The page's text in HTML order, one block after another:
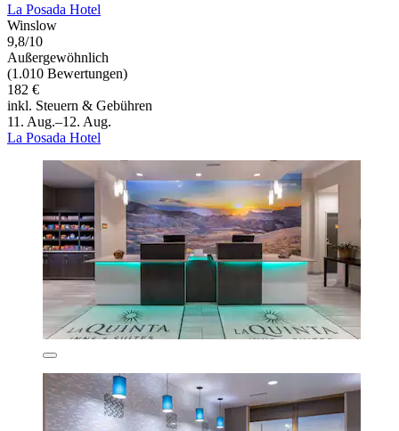
La Posada Hotel
Winslow
9,8/10
Außergewöhnlich
(1.010 Bewertungen)
182 €
inkl. Steuern & Gebühren
11. Aug.–12. Aug.
La Posada Hotel